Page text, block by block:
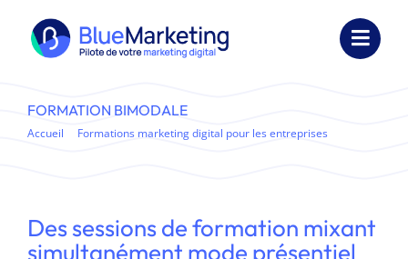
contenu
Réalisations
FORMATION BIMODALE
Accueil
Formations marketing digital pour les entreprises
Des sessions de formation mixant
simultanément mode présentiel